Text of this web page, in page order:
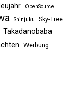
OpenSource
Shinjuku Sky-Tree
Takadanobaba
Werbung